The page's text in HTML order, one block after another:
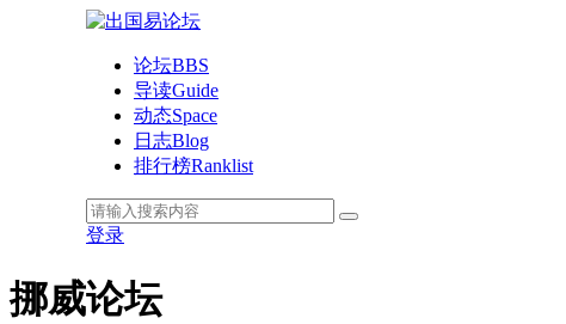
论坛BBS
导读Guide
动态Space
日志Blog
排行榜Ranklist
登录
挪威论坛